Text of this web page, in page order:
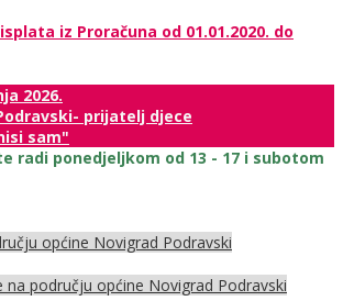
iz Proračuna od 01.01.2020. do
2026.
prijatelj djece
sam"
radi ponedjeljkom od 13 - 17 i subotom
općine Novigrad Podravski
na području općine Novigrad Podravski